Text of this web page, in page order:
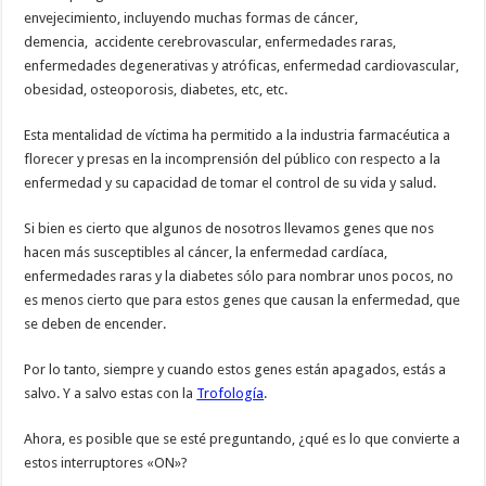
envejecimiento, incluyendo muchas formas de cáncer,
demencia, accidente cerebrovascular, enfermedades raras,
enfermedades degenerativas y atróficas, enfermedad cardiovascular,
obesidad, osteoporosis, diabetes, etc, etc.
Esta mentalidad de víctima ha permitido a la industria farmacéutica a
florecer y presas en la incomprensión del público con respecto a la
enfermedad y su capacidad de tomar el control de su vida y salud.
Si bien es cierto que algunos de nosotros llevamos genes que nos
hacen más susceptibles al cáncer, la enfermedad cardíaca,
enfermedades raras y la diabetes sólo para nombrar unos pocos, no
es menos cierto que para estos genes que causan la enfermedad, que
se deben de encender.
Por lo tanto, siempre y cuando estos genes están apagados, estás a
salvo. Y a salvo estas con la Trofología.
Ahora, es posible que se esté preguntando, ¿qué es lo que convierte a
estos interruptores «ON»?